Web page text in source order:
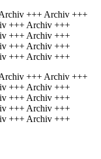
+++ Archiv +++
+++ Archiv +++
+++ Archiv +++
+++ Archiv +++
+++ Archiv +++
+++ Archiv +++
+++ Archiv +++
+++ Archiv +++
+++ Archiv +++
+++ Archiv +++